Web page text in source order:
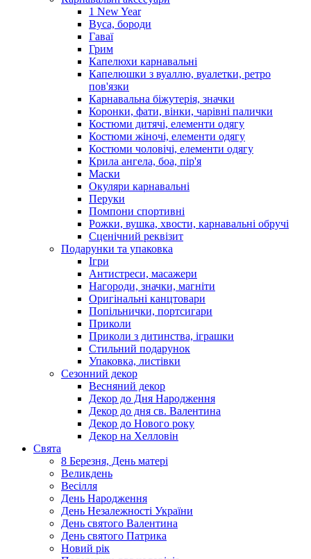
1 New Year
Вуса, бороди
Гаваї
Грим
Капелюхи карнавальні
Капелюшки з вуаллю, вуалетки, ретро
пов'язки
Карнавальна біжутерія, значки
Коронки, фати, вінки, чарівні палички
Костюми дитячі, елементи одягу
Костюми жіночі, елементи одягу
Костюми чоловічі, елементи одягу
Крила ангела, боа, пір'я
Маски
Окуляри карнавальні
Перуки
Помпони спортивні
Рожки, вушка, хвости, карнавальні обручі
Сценічний реквізит
Подарунки та упаковка
Ігри
Антистреси, масажери
Нагороди, значки, магніти
Оригінальні канцтовари
Попільнички, портсигари
Приколи
Приколи з дитинства, іграшки
Стильний подарунок
Упаковка, листівки
Сезонний декор
Весняний декор
Декор до Дня Народження
Декор до дня св. Валентина
Декор до Нового року
Декор на Хелловін
Свята
8 Березня, День матері
Великдень
Весілля
День Народження
День Незалежності України
День святого Валентина
День святого Патрика
Новий рік